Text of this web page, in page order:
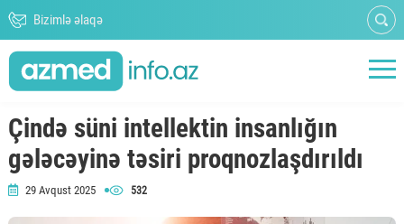
Bizimlə əlaqə
Çində süni intellektin insanlığın
gələcəyinə təsiri proqnozlaşdırıldı
29 Avqust 2025 532